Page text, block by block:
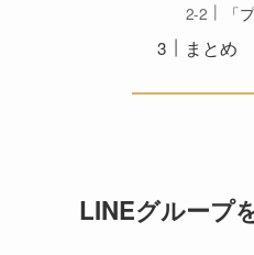
「
まとめ
LINEグループ